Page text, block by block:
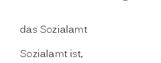
das Sozialamt
Sozialamt ist,